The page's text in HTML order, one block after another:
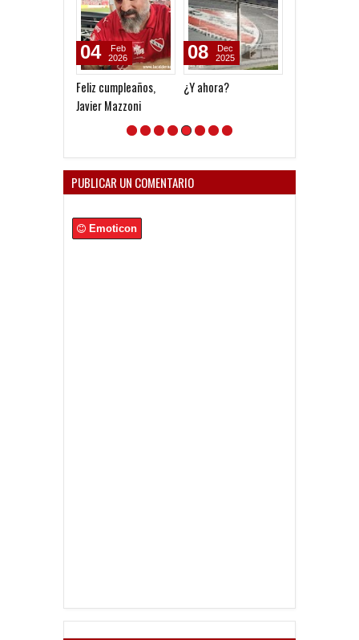
Feliz cumpleaños,
Javier Mazzoni
04
Feb
2026
¿Y ahora?
08
Dec
2025
PUBLICAR UN COMENTARIO
Emoticon